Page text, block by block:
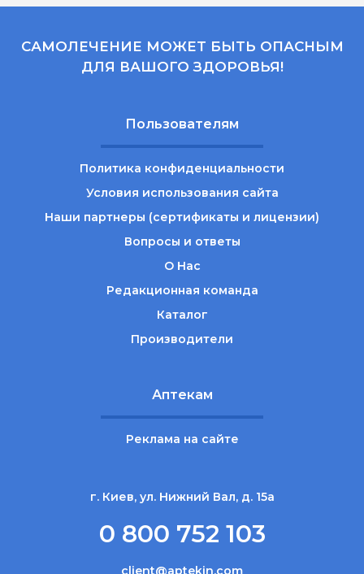
САМОЛЕЧЕНИЕ МОЖЕТ БЫТЬ ОПАСНЫМ
ДЛЯ ВАШОГО ЗДОРОВЬЯ!
Пользователям
Политика конфиденциальности
Условия использования сайта
Наши партнеры (сертификаты и лицензии)
Вопросы и ответы
О Нас
Редакционная команда
Каталог
Производители
Аптекам
Реклама на сайте
г. Киев, ул. Нижний Вал, д. 15а
0 800 752 103
client@aptekin.com